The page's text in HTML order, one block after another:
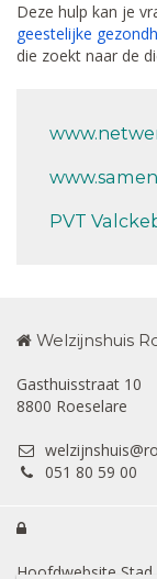
Deze hulp kan je
geestelijke
die zoekt naar de
PVT
Welzijnshuis
Gasthuisstraat 10
8800 Roeselare
051 80 59 00

Hoofdwebsite Stad